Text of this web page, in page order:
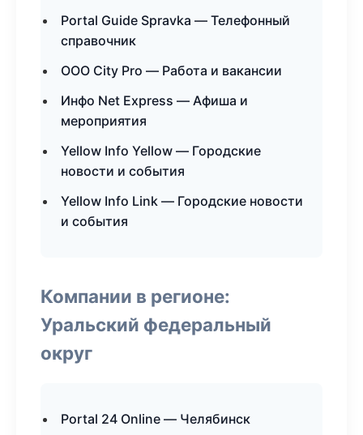
Portal Guide Spravka — Телефонный
справочник
ООО City Pro — Работа и вакансии
Инфо Net Express — Афиша и
мероприятия
Yellow Info Yellow — Городские
новости и события
Yellow Info Link — Городские новости
и события
Компании в регионе:
Уральский федеральный
округ
Portal 24 Online — Челябинск